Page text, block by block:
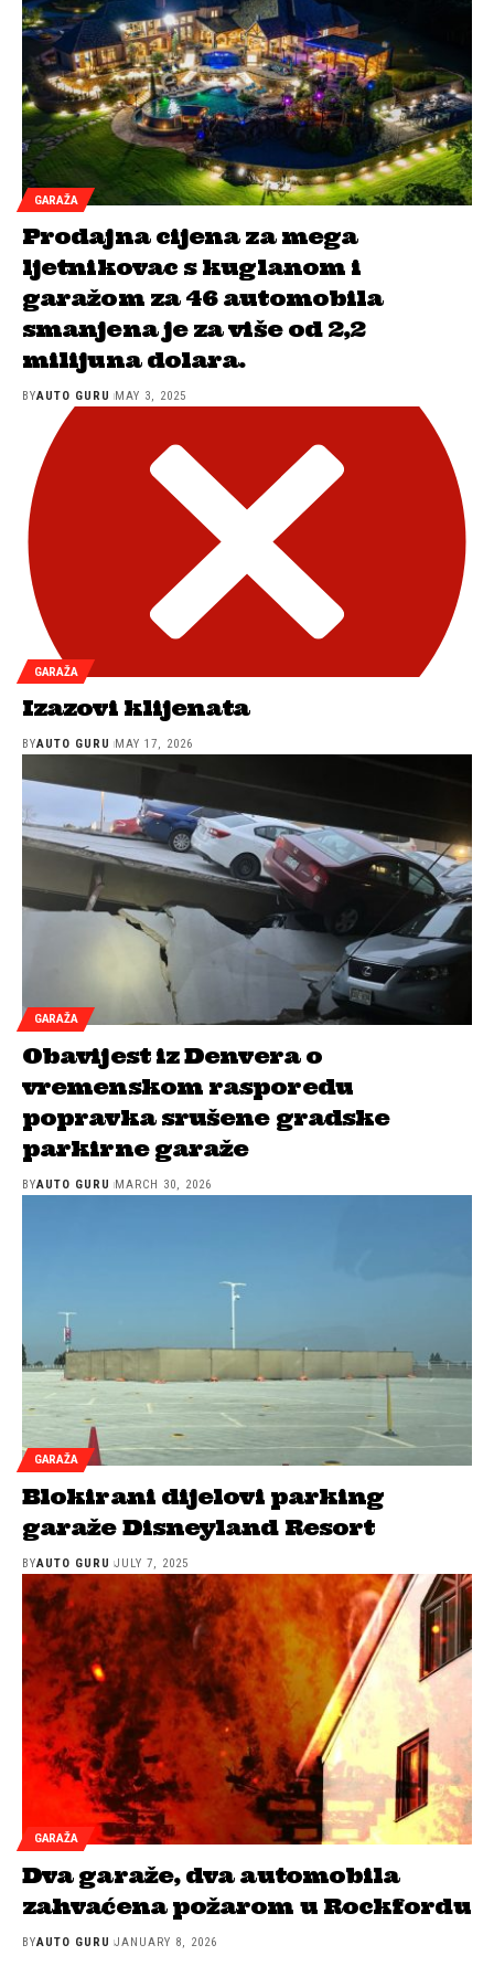
GARAŽA
Prodajna cijena za mega
ljetnikovac s kuglanom i
garažom za 46 automobila
smanjena je za više od 2,2
milijuna dolara.
BYAUTO GURU MAY 3, 2025
GARAŽA
Izazovi klijenata
BYAUTO GURU MAY 17, 2026
GARAŽA
Obavijest iz Denvera o
vremenskom rasporedu
popravka srušene gradske
parkirne garaže
BYAUTO GURU MARCH 30, 2026
GARAŽA
Blokirani dijelovi parking
garaže Disneyland Resort
BYAUTO GURU JULY 7, 2025
GARAŽA
Dva garaže, dva automobila
zahvaćena požarom u Rockfordu
BYAUTO GURU JANUARY 8, 2026